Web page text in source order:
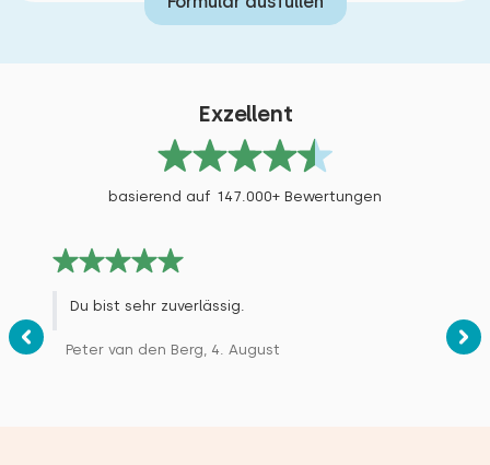
Exzellent
basierend auf 147.000+ Bewertungen
Du bist sehr zuverlässig.
Peter van den Berg, 4. August